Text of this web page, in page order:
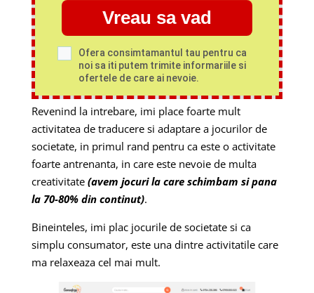
Vreau sa vad
Ofera consimtamantul tau pentru ca
noi sa iti putem trimite informariile si
ofertele de care ai nevoie.
Revenind la intrebare, imi place foarte mult
activitatea de traducere si adaptare a jocurilor de
societate, in primul rand pentru ca este o activitate
foarte antrenanta, in care este nevoie de multa
creativitate (avem jocuri la care schimbam si pana
la 70-80% din continut).
Bineinteles, imi plac jocurile de societate si ca
simplu consumator, este una dintre activitatile care
ma relaxeaza cel mai mult.